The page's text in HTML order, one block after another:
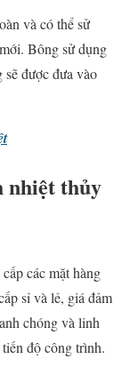
và có thể sử
Bông sử dụng
sẽ được đưa vào
nhiệt thủy
các mặt hàng
sỉ và lẻ, giá đảm
chóng và linh
độ công trình.